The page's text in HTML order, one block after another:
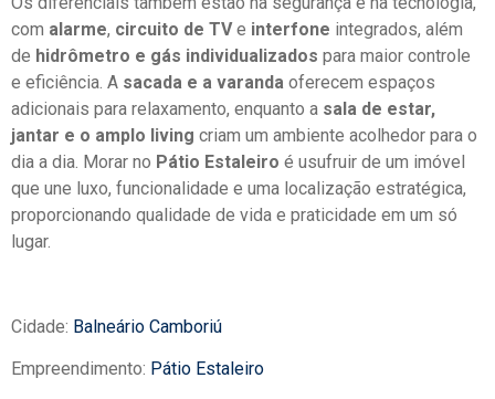
com alarme, circuito de TVe interfone integrados, além
de hidrômetro e gás individualizados para maior controle
e eficiência. A sacada e a varanda oferecem espaços
adicionais para relaxamento, enquanto a sala de estar,
jantar e o amplo living criam um ambiente acolhedor para o
dia a dia. Morar no Pátio Estaleiro é usufruir de um imóvel
que une luxo, funcionalidade e uma localização estratégica,
proporcionando qualidade de vida e praticidade em um só
lugar.
Cidade: Balneário Camboriú
Empreendimento: Pátio Estaleiro